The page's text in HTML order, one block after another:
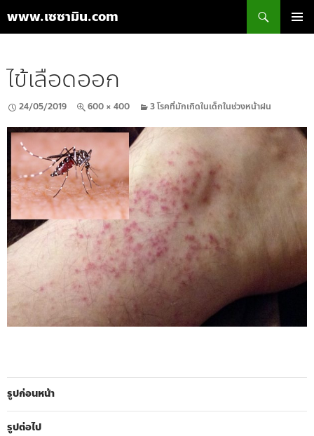
www.เซซามิน.com
เนื้อหา
ไข้เลือดออก
24/05/2019 600 × 400 3 โรคที่มักเกิดในเด็กในช่วงหน้าฝน
รูปก่อนหน้า
รูปต่อไป